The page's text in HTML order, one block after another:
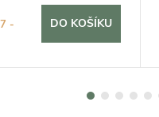
-
DO KOŠÍKU